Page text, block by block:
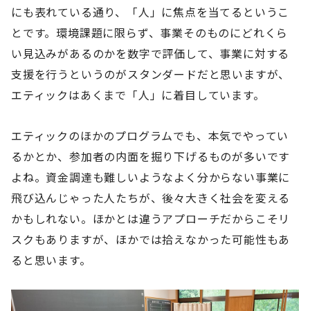
にも表れている通り、「人」に焦点を当てるというこ
とです。環境課題に限らず、事業そのものにどれくら
い見込みがあるのかを数字で評価して、事業に対する
支援を行うというのがスタンダードだと思いますが、
エティックはあくまで「人」に着目しています。
エティックのほかのプログラムでも、本気でやってい
るかとか、参加者の内面を掘り下げるものが多いです
よね。資金調達も難しいようなよく分からない事業に
飛び込んじゃった人たちが、後々大きく社会を変える
かもしれない。ほかとは違うアプローチだからこそリ
スクもありますが、ほかでは拾えなかった可能性もあ
ると思います。